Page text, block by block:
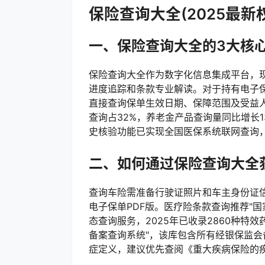
保险查询大全(2025最新
一、保险查询大全的3大核
保险查询大全作为数字化信息集成平台
进度追踪和条款专业解读。对于持有电
直接查询保单生效日期、保障范围及受
查询占32%，养老金产品查询量同比增
史核验功能已实现全国医保系统联网查询
二、如何通过保险查询大全
查询车险需准备行驶证照片和车主身份
电子保单PDF版。医疗险条款查询推荐"
态查询服务，2025年已收录2860种特效
备案查询系统"，该库包含所有经银保监
症定义，建议优先查阅《重大疾病保险